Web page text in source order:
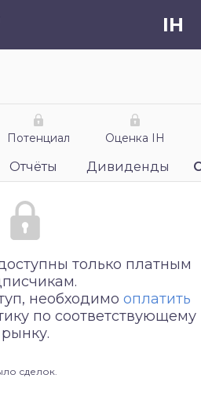
IH
Потенциал Оценка IH
Отчёты Дивиденды
только платным
необходимо оплатить
по соответствующему
рынку.
сделок.